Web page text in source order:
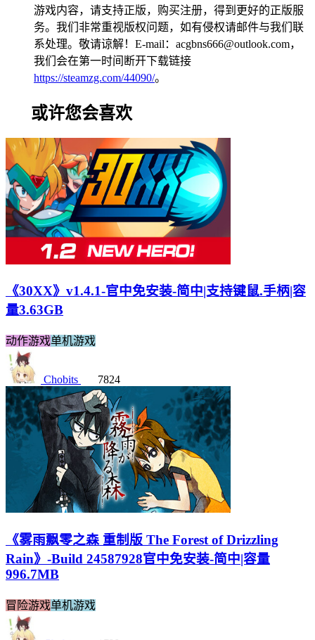
游戏内容，请支持正版，购买注册，得到更好的正版服
务。我们非常重视版权问题，如有侵权请邮件与我们联
系处理。敬请谅解！E-mail：acgbns666@outlook.com，
我们会在第一时间断开下载链接
https://steamzg.com/44090/。
或许您会喜欢
《30XX》v1.4.1-官中免安装-简中|支持键鼠.手柄|容
量3.63GB
动作游戏单机游戏
Chobits 7824
《雾雨飘零之森 重制版 The Forest of Drizzling
Rain》-Build 24587928官中免安装-简中|容量
996.7MB
冒险游戏单机游戏